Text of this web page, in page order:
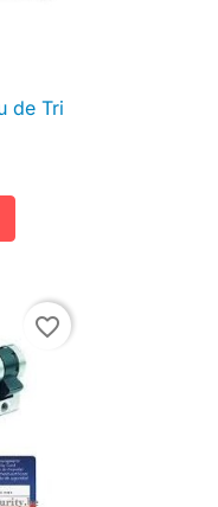
de Tri
winkelwagen
favorite_border